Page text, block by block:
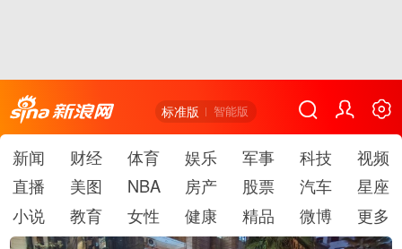
标准版 智能版
新闻 财经 体育 娱乐 军事 科技
视频
直播
美图 NBA 房产 股票 汽车
星座
小说
教育 女性 健康 精品 微博 更多